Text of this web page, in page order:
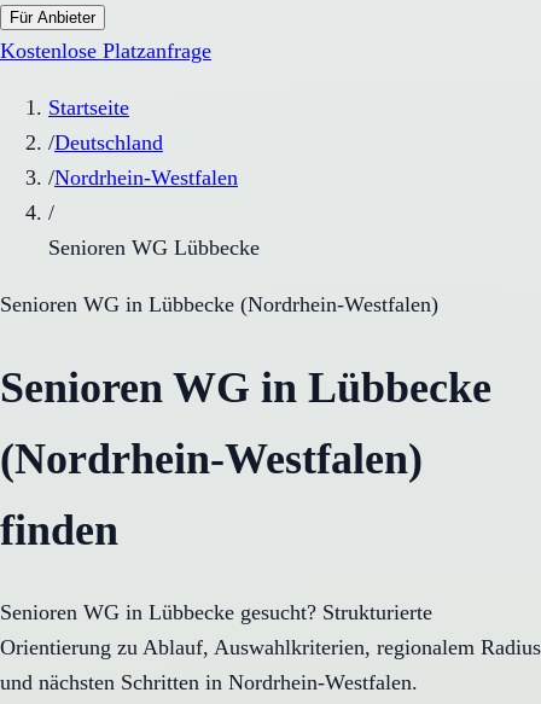
Für Anbieter
Kostenlose Platzanfrage
Startseite
/Deutschland
/Nordrhein-Westfalen
/
Senioren WG Lübbecke
Senioren WG in Lübbecke (Nordrhein-Westfalen)
Senioren WG in Lübbecke
(Nordrhein-Westfalen)
finden
Senioren WG in Lübbecke gesucht? Strukturierte
Orientierung zu Ablauf, Auswahlkriterien, regionalem Radius
und nächsten Schritten in Nordrhein-Westfalen.